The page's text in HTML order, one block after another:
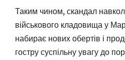
Таким чином, скандал
військового кладовища у
набирає нових обертів і
гостру суспільну увагу до